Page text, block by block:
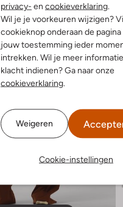
privacy- en cookieverklaring
Wil je je voorkeuren wijzigen?
cookieknop onderaan de
jouw toestemming ieder
intrekken. Wil je meer
klacht indienen? Ga naar onze
cookieverklaring
Weigeren
Cookie-instellingen